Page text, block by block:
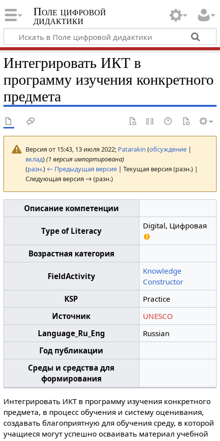
Поле цифровой
дидактики
Интегрировать ИКТ в
программу изучения конкретного
предмета
Версия от 15:43, 13 июля 2022; Patarakin (обсуждение|
вклад)(1 версия импортирована)
(разн.) ← Предыдущая версия | Текущая версия (разн.) |
Следующая версия → (разн.)
Описание компетенции
Type of Literacy
Digital, Цифровая
Возрастная категория
FieldActivity
Knowledge
Constructor
KSP
Practice
Источник
UNESCO
Language_Ru_Eng
Russian
Год публикации
Среды и средства для
формирования
Интегрировать ИКТ в программу изучения конкретного
предмета, в процесс обучения и систему оценивания,
создавать благоприятную для обучения среду, в которой
учащиеся могут успешно осваивать материал учебной